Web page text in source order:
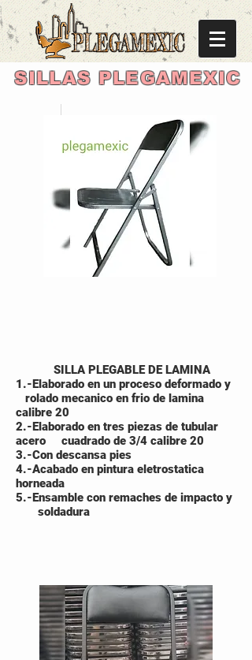
SILLAS PLEGAMEXIC
SILLA PLEGABLE DE LAMINA
1.-Elaborado en un proceso deformado y
rolado mecanico en frio de lamina
calibre 20
2.-Elaborado en tres piezas de tubular
acero cuadrado de 3/4 calibre 20
3.-Con descansa pies
4.-Acabado en pintura eletrostatica
horneada
5.-Ensamble con remaches de impacto y
soldadura